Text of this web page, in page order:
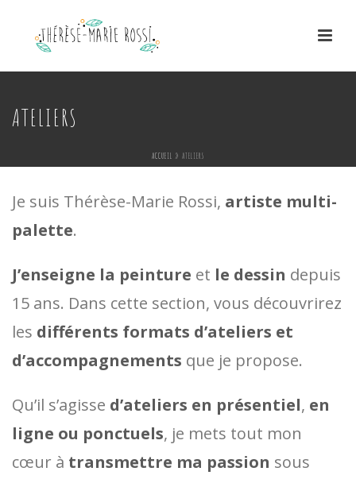
ATELIERS
ACCUEIL » ATELIERS
Je suis Thérèse-Marie Rossi, artiste multi-
palette.
J’enseigne la peinture et le dessin depuis
15 ans. Dans cette section, vous découvrirez
les différents formats d’ateliers et
d’accompagnements que je propose.
Qu’il s’agisse d’ateliers en présentiel, en
ligne ou ponctuels, je mets tout mon
cœur à transmettre ma passion sous